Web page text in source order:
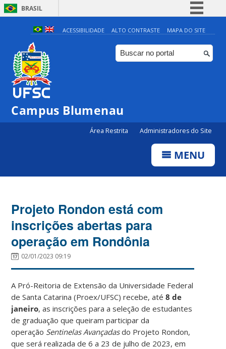
BRASIL
Simplifique!
Comunica BR
Participe
ACESSIBILIDADE ALTO CONTRASTE MAPA DO SITE
Campus Blumenau
Área Restrita Administradores do Site
MENU
Projeto Rondon está com
inscrições abertas para
operação em Rondônia
02/01/2023 09:19
A Pró-Reitoria de Extensão da Universidade Federal
de Santa Catarina (Proex/UFSC) recebe, até8 de
janeiro, as inscrições para a seleção de estudantes
de graduação que queiram participar da
operação Sentinelas Avançadasdo Projeto Rondon,
que será realizada de 6 a 23 de julho de 2023, em